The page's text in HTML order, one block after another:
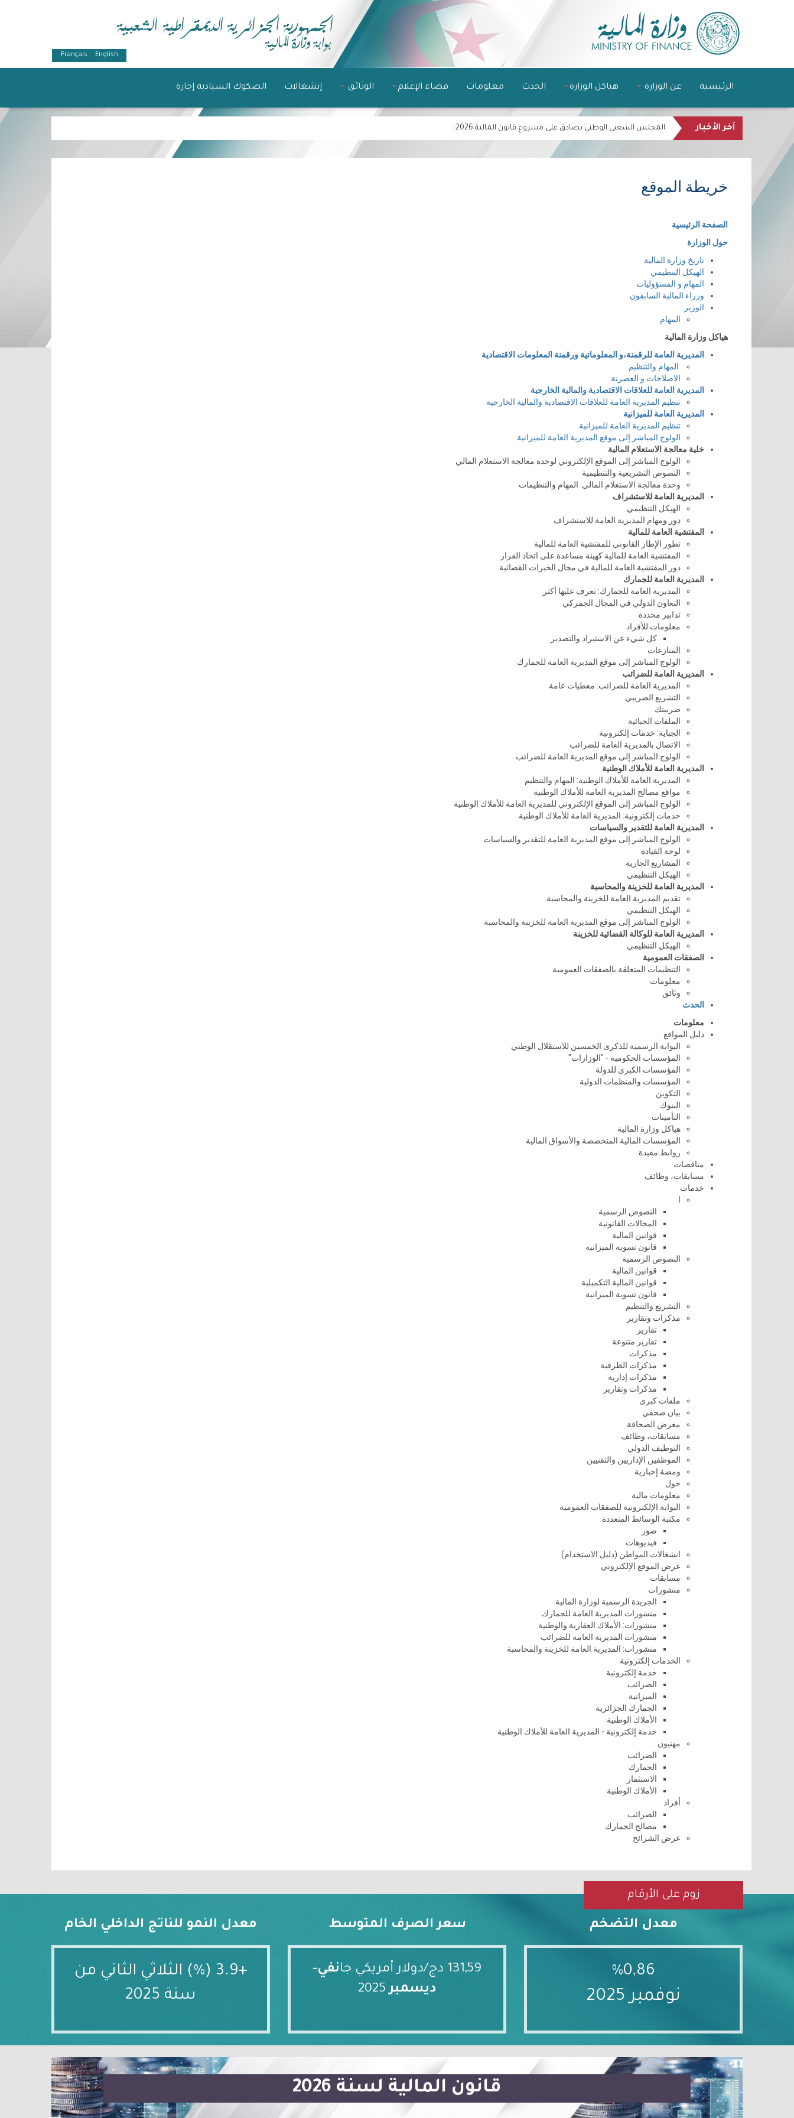
Français English
الرئيسية عن الوزارة هياكل الوزارة الحدث معلومات فضاء الإعلام الوثائق إنشغالات الصكوك السيادية إجارة
آخر الأخبار المجلس الشعبي الوطني يصادق على مشروع قانون المالية 2026 :
خريطة الموقع
الصفحة الرئيسية
حول الوزارة
تاريخ وزارة المالية
الهيكل التنظيمي
المهام و المسؤوليات
وزراء المالية السابقون
الوزير
المهام
هياكل وزارة المالية
المديرية العامة للرقمنة،و المعلوماتية ورقمنة المعلومات الاقتصادية
المهام والتنظيم
الاصلاحات و العصرنة
المديرية العامة للعلاقات الاقتصادية والمالية الخارجية
تنظيم المديرية العامة للعلاقات الاقتصادية والمالية الخارجية
المديرية العامة للميزانية
تنظيم المديرية العامة للميزانية
الولوج المباشر إلى موقع المديرية العامة للميزانية
خلية معالجة الاستعلام المالية
الولوج المباشر إلى الموقع الإلكتروني لوحدة معالجة الاستعلام المالي
النصوص التشريعية والتنظيمية
وحدة معالجة الاستعلام المالي: المهام والتنظيمات
المديرية العامة للاستشراف
الهيكل التنظيمي
دور ومهام المديرية العامة للاستشراف
المفتشية العامة للمالية
تطور الإطار القانوني للمفتشية العامة للمالية
المفتشية العامة للمالية كهيئة مساعدة على اتخاذ القرار
دور المفتشية العامة للمالية في مجال الخبرات القضائية
المديرية العامة للجمارك
المديرية العامة للجمارك: تعرف عليها أكثر
التعاون الدولي في المجال الجمركي
تدابير محددة
معلومات للأفراد
كل شيء عن الاستيراد والتصدير
المنازعات
الولوج المباشر إلى موقع المديرية العامة للجمارك
المديرية العامة للضرائب
المديرية العامة للضرائب: معطيات عامة
التشريع الضريبي
ضريبتك
الملفات الجبائية
الجباية: خدمات إلكترونية
الاتصال بالمديرية العامة للضرائب
الولوج المباشر إلى موقع المديرية العامة للضرائب
المديرية العامة للأملاك الوطنية
المديرية العامة للأملاك الوطنية: المهام والتنظيم
مواقع مصالح المديرية العامة للأملاك الوطنية
الولوج المباشر إلى الموقع الإلكتروني للمديرية العامة للأملاك الوطنية
خدمات إلكترونية: المديرية العامة للأملاك الوطنية
المديرية العامة للتقدير والسياسات
الولوج المباشر إلى موقع المديرية العامة للتقدير والسياسات
لوحة القيادة
المشاريع الجارية
الهيكل التنظيمي
المديرية العامة للخزينة والمحاسبة
تقديم المديرية العامة للخزينة والمحاسبة
الهيكل التنظيمي
الولوج المباشر إلى موقع المديرية العامة للخزينة والمحاسبة
المديرية العامة للوكالة القضائية للخزينة
الهيكل التنظيمي
الصفقات العمومية
التنظيمات المتعلقة بالصفقات العمومية
معلومات
وثائق
الحدث
معلومات
دليل المواقع
البوابة الرسمية للذكرى الخمسين للاستقلال الوطني
المؤسسات الحكومية - "الوزارات"
المؤسسات الكبرى للدولة
المؤسسات والمنظمات الدولية
التكوين
البنوك
التأمينات
هياكل وزارة المالية
المؤسسات المالية المتخصصة والأسواق المالية
روابط مفيدة
مناقصات
مسابقات، وظائف
خدمات
ا
النصوص الرسمية
المجالات القانونية
قوانين المالية
قانون تسوية الميزانية
النصوص الرسمية
قوانين المالية
قوانين المالية التكميلية
قانون تسوية الميزانية
التشريع والتنظيم
مذكرات وتقارير
تقارير
تقارير متنوعة
مذكرات
مذكرات الظرفية
مذكرات إدارية
مذكرات وتقارير
ملفات كبرى
بيان صحفي
معرض الصحافة
مسابقات، وظائف
التوظيف الدولي
الموظفين الإداريين والتقنيين
ومضة إخبارية
حول
معلومات مالية
البوابة الإلكترونية للصفقات العمومية
مكتبة الوسائط المتعددة
صور
فيديوهات
انشغالات المواطن (دليل الاستخدام)
عرض الموقع الإلكتروني
مسابقات
منشورات
الجريدة الرسمية لوزارة المالية
منشورات المديرية العامة للجمارك
منشورات: الأملاك العقارية والوطنية
منشورات المديرية العامة للضرائب
منشورات: المديرية العامة للخزينة والمحاسبة
الخدمات إلكترونية
خدمة إلكترونية
الضرائب
الميزانية
الجمارك الجزائرية
الأملاك الوطنية
خدمة إلكترونية - المديرية العامة للأملاك الوطنية
مهنيون
الضرائب
الجمارك
الاستثمار
الأملاك الوطنية
أفراد
الضرائب
مصالح الجمارك
عرض الشرائح
زوم على الأرقام
معدل التضخم
%0,86
نوفمبر 2025
سعر الصرف المتوسط
131,59 دج/دولار أمريكي جا
نفي-
ديسمبر2025
معدل النمو للناتج الداخلي الخام
+3.9 (%) الثلاثي الثاني من
سنة 2025
قانون المالية لسنة 2026